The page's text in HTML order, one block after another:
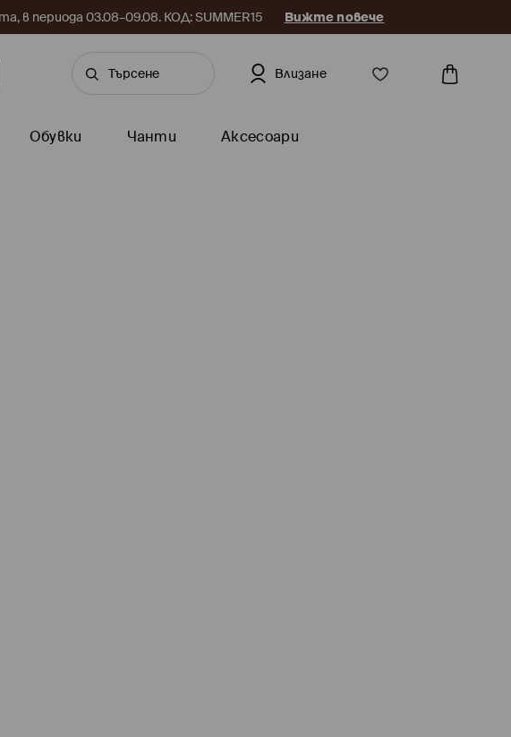
в периода 03.08–09.08. КОД: SUMMER15 Вижте повече
Влизане
Обувки Чанти Аксесоари